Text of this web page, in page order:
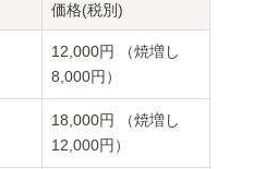
価格(税別)
12,000円
（焼増し
8,000円）
18,000円
（焼増し
12,000円）